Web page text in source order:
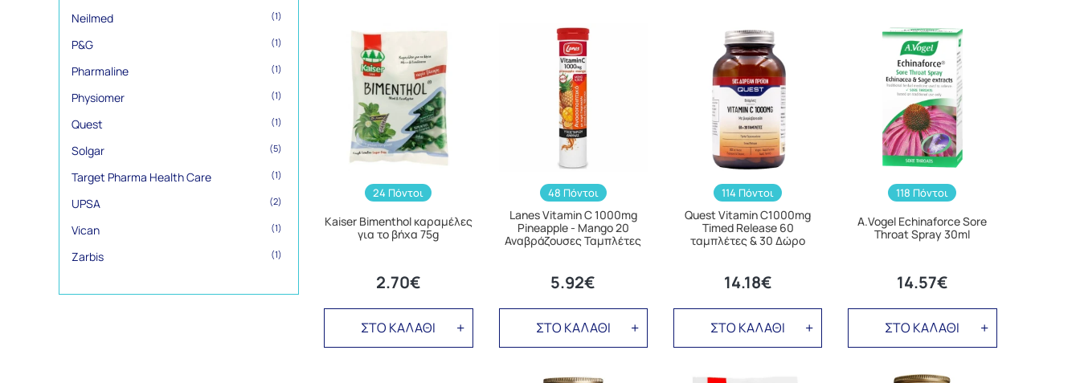
Neilmed (1)
P&G (1)
Pharmaline (1)
Physiomer (1)
Quest (1)
Solgar (5)
Target Pharma Health Care (1)
UPSA (2)
Vican (1)
Zarbis (1)
24 Πόντοι
Kaiser Bimenthol καραμέλες
για το βήχα 75g
2.70€
ΣΤΟ ΚΑΛΑΘΙ
48 Πόντοι
Lanes Vitamin C 1000mg
Pineapple - Mango 20
Αναβράζουσες Ταμπλέτες
5.92€
ΣΤΟ ΚΑΛΑΘΙ
114 Πόντοι
Quest Vitamin C1000mg
Timed Release 60
ταμπλέτες & 30 Δώρο
14.18€
ΣΤΟ ΚΑΛΑΘΙ
118 Πόντοι
A.Vogel Echinaforce Sore
Throat Spray 30ml
14.57€
ΣΤΟ ΚΑΛΑΘΙ